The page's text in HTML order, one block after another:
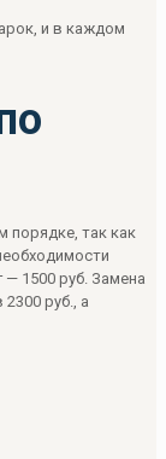
и в каждом
порядке, так как
1500 руб. Замена
руб., а